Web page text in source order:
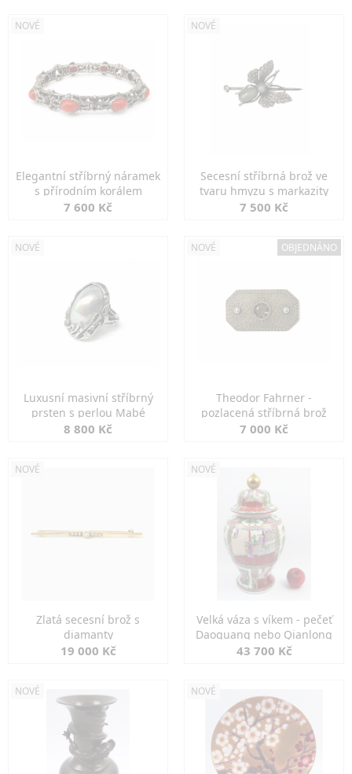
NOVÉ
Elegantní stříbrný náramek
s přírodním korálem
7 600 Kč
NOVÉ
Secesní stříbrná brož ve
tvaru hmyzu s markazity
7 500 Kč
NOVÉ
Luxusní masivní stříbrný
prsten s perlou Mabé
8 800 Kč
NOVÉ OBJEDNÁNO
Theodor Fahrner -
pozlacená stříbrná brož
7 000 Kč
NOVÉ
Zlatá secesní brož s
diamanty
19 000 Kč
NOVÉ
Velká váza s víkem - pečeť
Daoguang nebo Qianlong
43 700 Kč
NOVÉ NOVÉ